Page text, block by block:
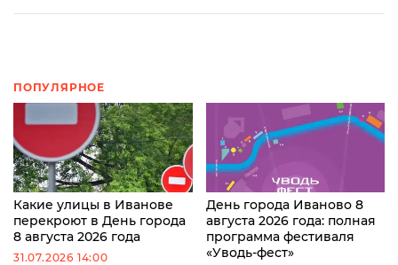
ПОПУЛЯРНОЕ
Какие улицы в Иванове
перекроют в День города
8 августа 2026 года
31.07.2026 14:00
День города Иваново 8
августа 2026 года: полная
программа фестиваля
«Уводь-фест»